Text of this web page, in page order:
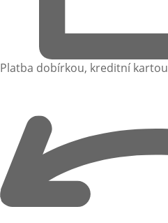
Platba dobírkou, kreditní kartou